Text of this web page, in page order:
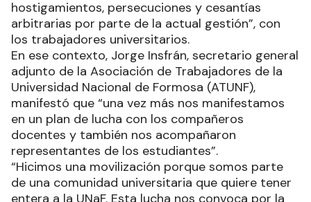
hostigamientos, persecuciones y cesantías
arbitrarias por parte de la actual gestión”, con
los trabajadores universitarios.
En ese contexto, Jorge Insfrán, secretario general
adjunto de la Asociación de Trabajadores de la
Universidad Nacional de Formosa (ATUNF),
manifestó que “una vez más nos manifestamos
en un plan de lucha con los compañeros
docentes y también nos acompañaron
representantes de los estudiantes”.
“Hicimos una movilización porque somos parte
de una comunidad universitaria que quiere tener
entera a la UNaF. Esta lucha nos convoca por la